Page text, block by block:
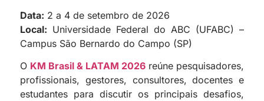
Data: 2 a 4 de setembro de 2026
Local: Universidade Federal do ABC (UFABC) –
Campus São Bernardo do Campo (SP)
O KM Brasil & LATAM 2026 reúne pesquisadores,
profissionais, gestores, consultores, docentes e
estudantes para discutir os principais desafios,